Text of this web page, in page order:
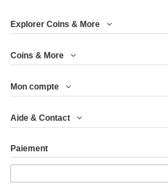
Explorer Coins & More
Coins & More
Mon compte
Aide & Contact
Paiement